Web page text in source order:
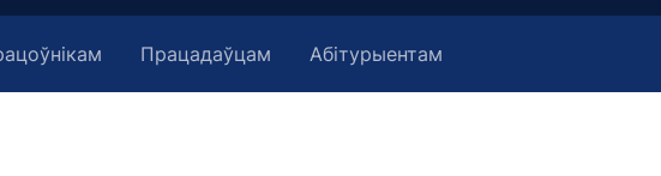
Працадаўцам Абітурыентам